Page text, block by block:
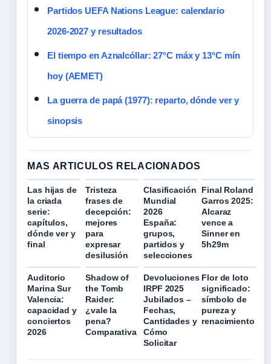
Partidos UEFA Nations League: calendario
2026-2027 y resultados
El tiempo en Aznalcóllar: 27°C máx y 13°C mín
hoy (AEMET)
La guerra de papá (1977): reparto, dónde ver y
sinopsis
MAS ARTICULOS RELACIONADOS
Las hijas de
la criada
serie:
capítulos,
dónde ver y
final
Tristeza
frases de
decepción:
mejores
para
expresar
desilusión
Clasificación
Mundial
2026
España:
grupos,
partidos y
selecciones
Final Roland
Garros 2025:
Alcaraz
vence a
Sinner en
5h29m
Auditorio
Marina Sur
Valencia:
capacidad y
conciertos
2026
Shadow of
the Tomb
Raider:
¿vale la
pena?
Comparativa
Devoluciones
IRPF 2025
Jubilados –
Fechas,
Cantidades y
Cómo
Solicitar
Flor de loto
significado:
símbolo de
pureza y
renacimiento